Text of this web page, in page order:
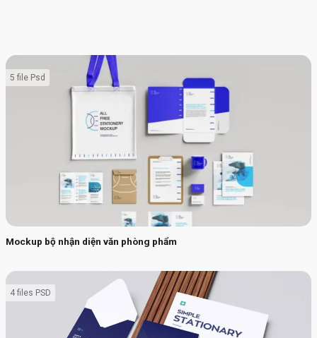
Mockup bộ nhận diện văn phòng phẩm
5 file Psd
4 files PSD